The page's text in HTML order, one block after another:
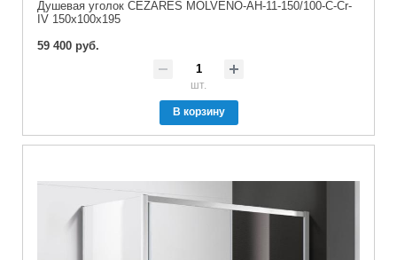
Душевая уголок CEZARES MOLVENO-AH-11-150/100-C-Cr-
IV 150x100x195
59 400 руб.
шт.
В корзину